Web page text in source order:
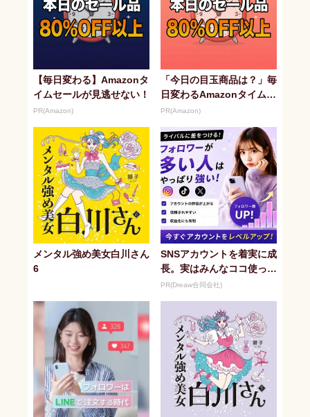
【毎日変わる】Amazonタ
イムセールが見逃せない！
PR(Amazon)
「今日の目玉商品は？」毎
日変わるAmazonタイムセ
ールが見逃せない
PR(Amazon)
メンタル強め美女白川さん
6
SNSアカウントを着実に成
長。実はみんなココ使って
ます。
PR(Dreaw合同会社)